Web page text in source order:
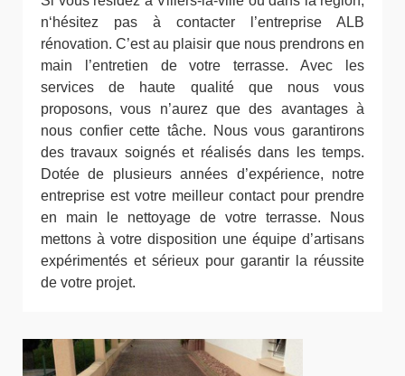
n‘hésitez pas à contacter l’entreprise ALB
rénovation. C’est au plaisir que nous prendrons en
main l’entretien de votre terrasse. Avec les
services de haute qualité que nous vous
proposons, vous n’aurez que des avantages à
nous confier cette tâche. Nous vous garantirons
des travaux soignés et réalisés dans les temps.
Dotée de plusieurs années d’expérience, notre
entreprise est votre meilleur contact pour prendre
en main le nettoyage de votre terrasse. Nous
mettons à votre disposition une équipe d’artisans
expérimentés et sérieux pour garantir la réussite
de votre projet.